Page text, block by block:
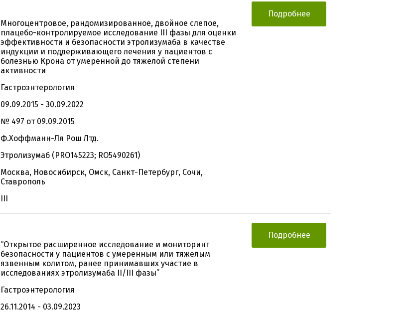
Многоцентровое, рандомизированное, двойное слепое,
плацебо-контролируемое исследование III фазы для оценки
эффективности и безопасности этролизумаба в качестве
индукции и поддерживающего лечения у пациентов с
болезнью Крона от умеренной до тяжелой степени
активности
Гастроэнтерология
09.09.2015 - 30.09.2022
№ 497 от 09.09.2015
Ф.Хоффманн-Ля Рош Лтд.
Этролизумаб (PRO145223; RO5490261)
Москва, Новосибирск, Омск, Санкт-Петербург, Сочи,
Ставрополь
III
Подробнее
“Открытое расширенное исследование и мониторинг
безопасности у пациентов с умеренным или тяжелым
язвенным колитом, ранее принимавших участие в
исследованиях этролизумаба II/III фазы”
Гастроэнтерология
26.11.2014 - 03.09.2023
Подробнее